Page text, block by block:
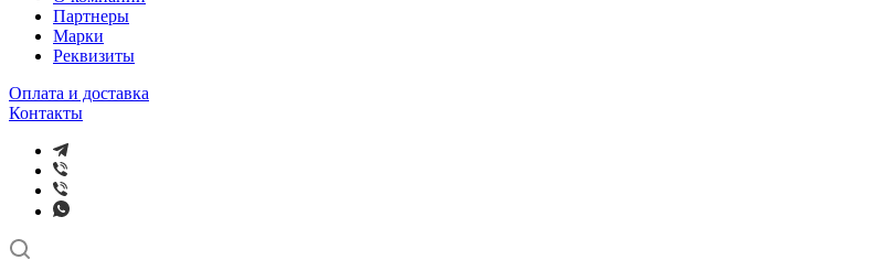
Партнеры
Марки
Реквизиты
Оплата и доставка
Контакты